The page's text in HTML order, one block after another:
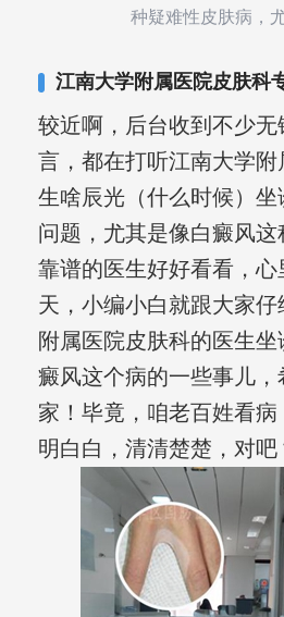
种疑难性皮肤病，
江南大学附属医院皮肤科
较近啊，后台收到不少无
言，都在打听江南大学
生啥辰光（什么时候）
问题，尤其是像白癜风
靠谱的医生好好看看，心
天，小编小白就跟大家
附属医院皮肤科的医生坐
癜风这个病的一些事儿，
家！毕竟，咱老百姓看病
明白白，清清楚楚，对吧